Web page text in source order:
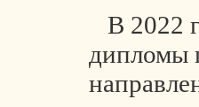
В 2022
дипломы